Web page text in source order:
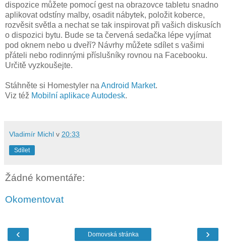
dispozice můžete pomocí gest na obrazovce tabletu snadno
aplikovat odstíny malby, osadit nábytek, položit koberce,
rozvěsit světla a nechat se tak inspirovat při vašich diskusích
o dispozici bytu. Bude se ta červená sedačka lépe vyjímat
pod oknem nebo u dveří? Návrhy můžete sdílet s vašimi
přáteli nebo rodinnými příslušníky rovnou na Facebooku.
Určitě vyzkoušejte.
Stáhněte si Homestyler naAndroid Market.
Viz též Mobilní aplikace Autodesk.
Vladimír Michl v 20:33
Sdílet
Žádné komentáře:
Okomentovat
‹ ›
Domovská stránka